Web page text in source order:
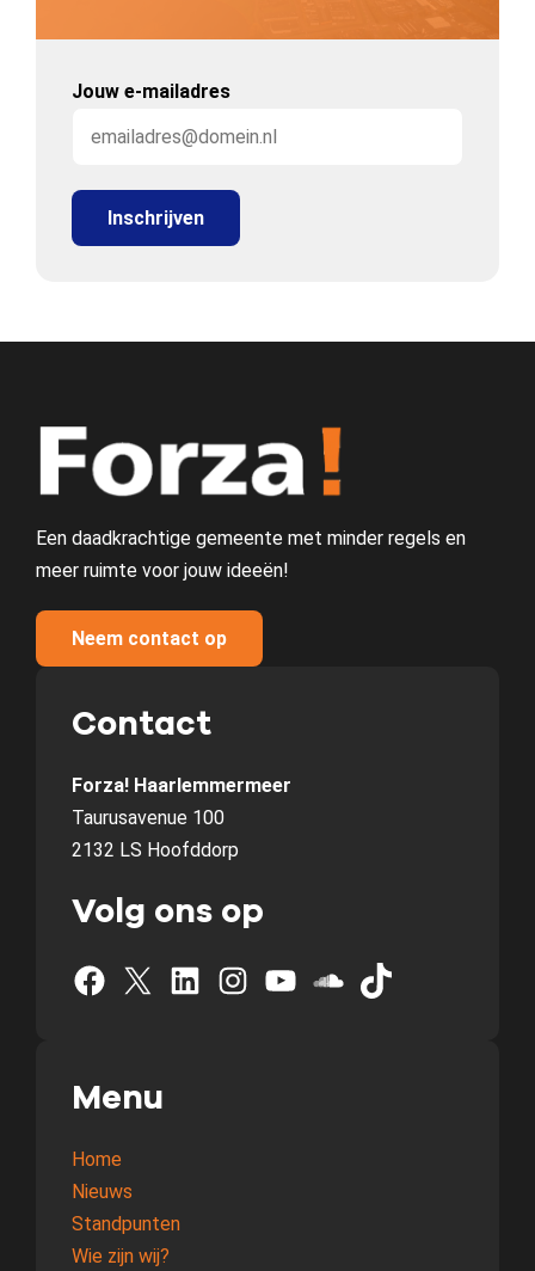
Jouw e-mailadres
Een daadkrachtige gemeente met minder regels en
meer ruimte voor jouw ideeën!
Neem contact op
Contact
Forza! Haarlemmermeer
Taurusavenue 100
2132 LS Hoofddorp
Volg ons op
Facebook X LinkedIn Instagram YouTube SoundCloud TikTok
Menu
Home
Nieuws
Standpunten
Wie zijn wij?